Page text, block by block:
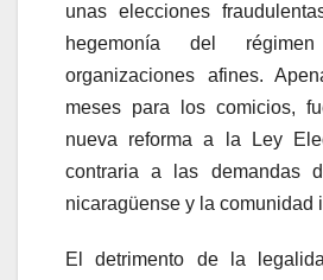
unas elecciones
hegemonía del
organizaciones afines.
meses para los comicios,
nueva reforma a la Ley
contraria a las demandas
nicaragüense y la comunidad
El detrimento de la